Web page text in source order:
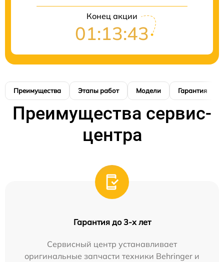
Конец акции
01:13:42
Преимущества Этапы работ Модели Гарантия
Преимущества сервис-
центра
Гарантия до 3-х лет
Сервисный центр устанавливает
оригинальные запчасти техники Behringer и